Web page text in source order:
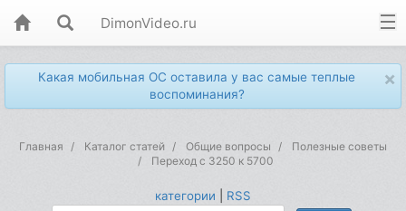
DimonVideo.ru
×
Какая мобильная ОС оставила у вас самые теплые
воспоминания?
Главная Каталог статей Общие вопросы
Полезные советы
Переход с 3250 к 5700
категории RSS